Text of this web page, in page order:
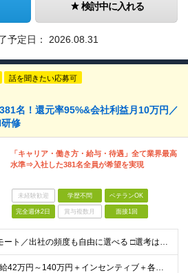
検討中に入れる
予定日： 2026.08.31
話を聞きたい応募可
名！還元率95%&会社利益月10万円／
修
「キャリア・働き方・給与・待遇」全て業界最高
水準⇒入社した381名全員が希望を実現
未経験歓迎 学歴不問 ベテランOK
完全週休2日 賞与複数月 面接1回
□リモート／出社の頻度も自由に選べる □選考は役員とWeb面談1回のみ □学歴不問／第二新卒歓迎／ブランクOK 【応募条件】 ◎ITエンジニアの実務経験1年以上をお持ちの方 └言語・業界・ジャンル不
◎月給42万円～140万円＋インセンティブ＋各種手当 ・エンジニア平均年収640万円 ・入社したエンジニア全員年収UP！平均180万円UP！ ・還元率80~95%！平均還元率86.9% ・単価連動型⇒